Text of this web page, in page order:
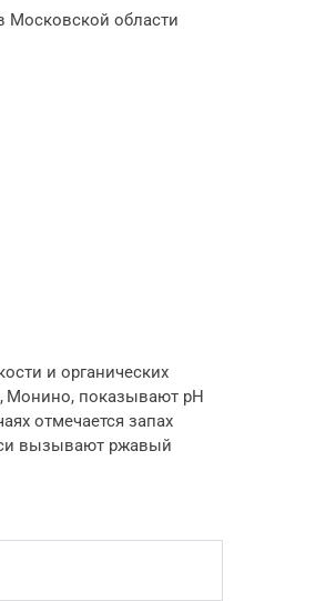
Московской области
и органических
Монино, показывают pH
отмечается запах
вызывают ржавый